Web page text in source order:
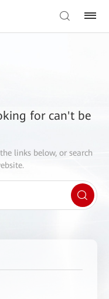
for can't be
links below, or search